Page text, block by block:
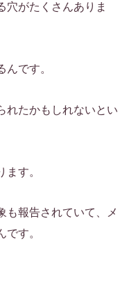
穴がたくさんありま
です。
れたかもしれないとい
す。
も報告されていて、メ
す。